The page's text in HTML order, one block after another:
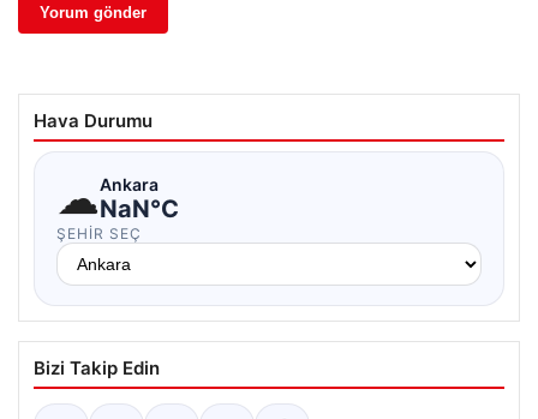
Hava Durumu
☁Ankara
NaN°C
ŞEHIR SEÇ
Bizi Takip Edin